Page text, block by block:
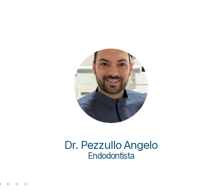
Dr. Pezzullo Angelo
Endodontista